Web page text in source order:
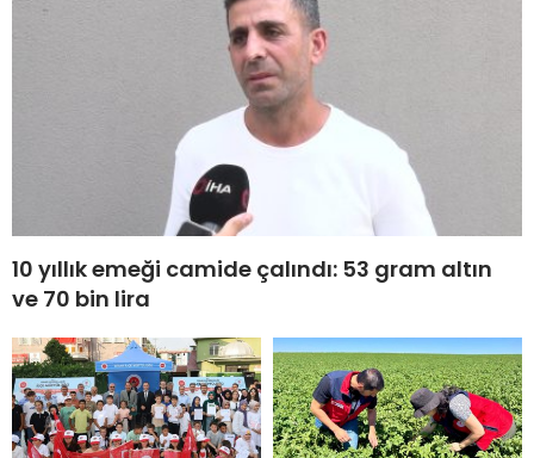
10 yıllık emeği camide çalındı: 53 gram altın
ve 70 bin lira